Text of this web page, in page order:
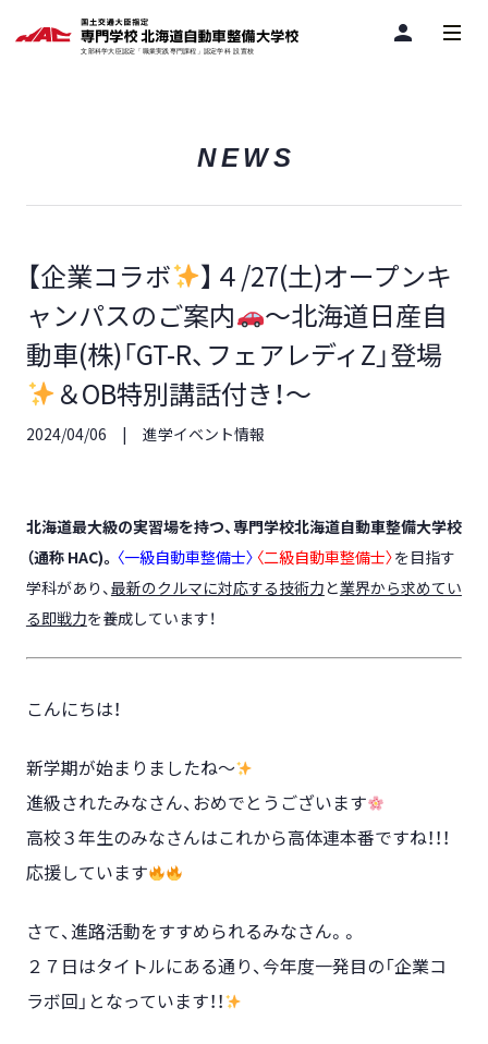
person
NEWS
【企業コラボ
】４/27(土)オープンキ
ャンパスのご案内
～北海道日産自
動車(株)「GT-R、フェアレディZ」登場
＆OB特別講話付き！～
2024/04/06 進学イベント情報
北海道最大級の実習場を持つ、専門学校北海道自動車整備大学校
（通称HAC)。 〈一級自動車整備士〉 〈二級自動車整備士〉を目指す
学科があり、最新のクルマに対応する技術力と業界から求めてい
る即戦力を養成しています！
こんにちは！
新学期が始まりましたね～
進級されたみなさん、おめでとうございます
高校３年生のみなさんはこれから高体連本番ですね！！！
応援しています
さて、進路活動をすすめられるみなさん。。
２７日はタイトルにある通り、今年度一発目の「企業コ
ラボ回」となっています！！